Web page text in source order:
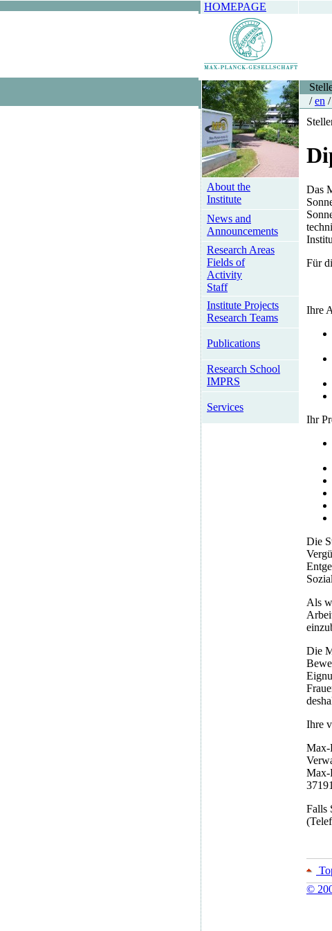
HOMEPAGE
About the
Institute
News and
Announcements
Research Areas
Fields of
Activity
Staff
Institute Projects
Research Teams
Publications
Research School
IMPRS
Services
/en /
Das
Für
Ihre
Ihr
Die
Als
Die
Ihre
Max-
Max-
Falls
©